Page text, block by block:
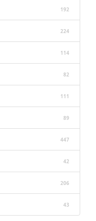
192
224
114
82
111
89
447
42
206
43